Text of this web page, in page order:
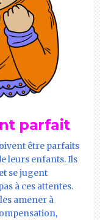
parfait
être parfaits
leurs enfants. Ils
se jugent
à ces attentes.
amener à